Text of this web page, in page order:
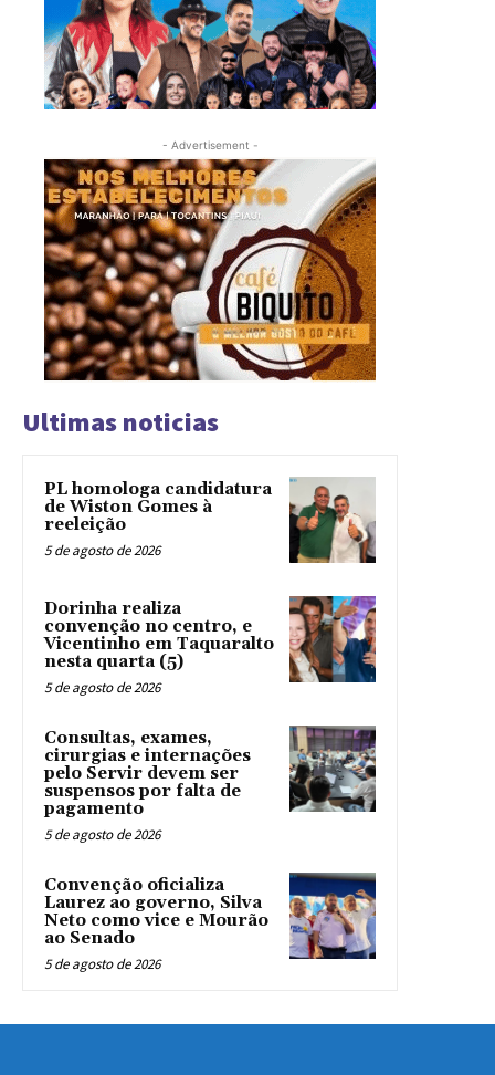
- Advertisement -
Ultimas noticias
PL homologa candidatura
de Wiston Gomes à
reeleição
5 de agosto de 2026
Dorinha realiza
convenção no centro, e
Vicentinho em Taquaralto
nesta quarta (5)
5 de agosto de 2026
Consultas, exames,
cirurgias e internações
pelo Servir devem ser
suspensos por falta de
pagamento
5 de agosto de 2026
Convenção oficializa
Laurez ao governo, Silva
Neto como vice e Mourão
ao Senado
5 de agosto de 2026